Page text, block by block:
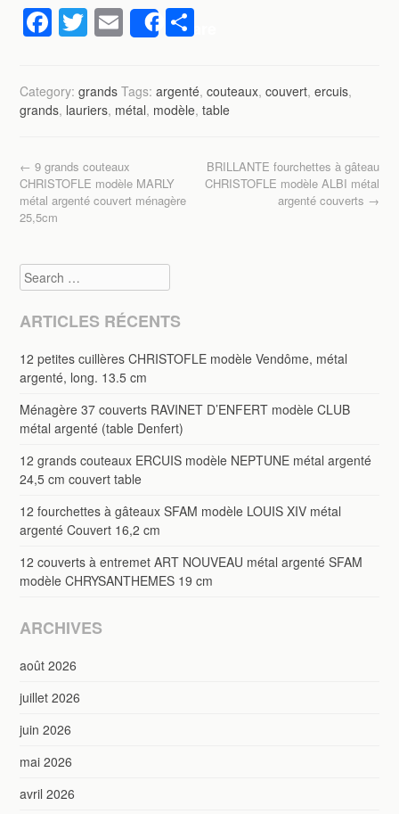
F
a
c
e
o
o
k
T
wi
tt
er
E
m
ail
Share
ta
g
Category:grands Tags:argenté,couteaux,couvert,ercuis,
grands, lauriers, métal, modèle,table
Post navigation
← 9 grands couteaux
CHRISTOFLE modèle MARLY
métal argenté couvert ménagère
25,5cm
BRILLANTE fourchettes à gâteau
CHRISTOFLE modèle ALBI métal
argenté couverts →
Search
ARTICLES RÉCENTS
12 petites cuillères CHRISTOFLE modèle Vendôme, métal
argenté, long. 13.5 cm
Ménagère 37 couverts RAVINET D’ENFERT modèle CLUB
métal argenté (table Denfert)
12 grands couteaux ERCUIS modèle NEPTUNE métal argenté
24,5 cm couvert table
12 fourchettes à gâteaux SFAM modèle LOUIS XIV métal
argenté Couvert 16,2 cm
12 couverts à entremet ART NOUVEAU métal argenté SFAM
modèle CHRYSANTHEMES 19 cm
ARCHIVES
août 2026
juillet 2026
juin 2026
mai 2026
avril 2026